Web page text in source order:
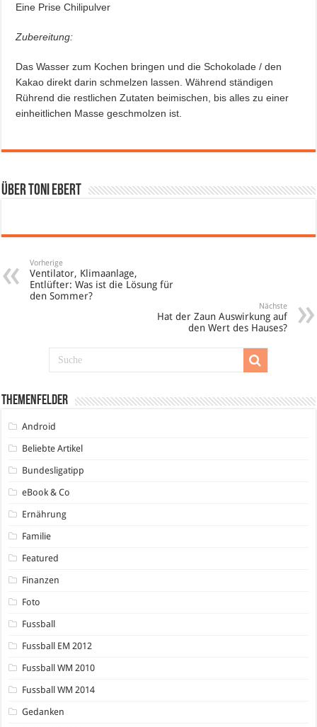
Eine Prise Chilipulver
Zubereitung:
Das Wasser zum Kochen bringen und die Schokolade / den
Kakao direkt darin schmelzen lassen. Während ständigen
Rührend die restlichen Zutaten beimischen, bis alles zu einer
einheitlichen Masse geschmolzen ist.
Über Toni Ebert
Vorherige
Ventilator, Klimaanlage,
Entlüfter: Was ist die Lösung für
den Sommer?
Nächste
Hat der Zaun Auswirkung auf
den Wert des Hauses?
Themenfelder
Android
Beliebte Artikel
Bundesligatipp
eBook & Co
Ernährung
Familie
Featured
Finanzen
Foto
Fussball
Fussball EM 2012
Fussball WM 2010
Fussball WM 2014
Gedanken